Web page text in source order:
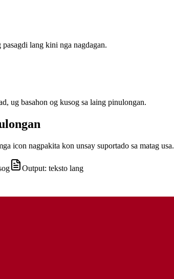
lang kini nga nagdagan.
ug basahon og kusog sa laing pinulongan.
icon nagpakita kon unsay suportado sa matag usa.
Output: teksto lang